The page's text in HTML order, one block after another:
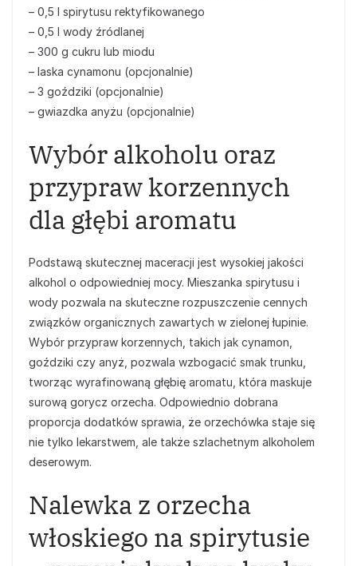
– 0,5 l spirytusu rektyfikowanego
– 0,5 l wody źródlanej
– 300 g cukru lub miodu
– laska cynamonu (opcjonalnie)
– 3 goździki (opcjonalnie)
– gwiazdka anyżu (opcjonalnie)
Wybór alkoholu oraz
przypraw korzennych
dla głębi aromatu
Podstawą skutecznej maceracji jest wysokiej jakości
alkohol o odpowiedniej mocy. Mieszanka spirytusu i
wody pozwala na skuteczne rozpuszczenie cennych
związków organicznych zawartych w zielonej łupinie.
Wybór przypraw korzennych, takich jak cynamon,
goździki czy anyż, pozwala wzbogacić smak trunku,
tworząc wyrafinowaną głębię aromatu, która maskuje
surową gorycz orzecha. Odpowiednio dobrana
proporcja dodatków sprawia, że orzechówka staje się
nie tylko lekarstwem, ale także szlachetnym alkoholem
deserowym.
Nalewka z orzecha
włoskiego na spirytusie